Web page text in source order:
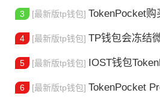
3 [最新版tp钱包] TokenPocket购买教
4 [最新版tp钱包] TP钱包会冻结
5 [最新版tp钱包] IOST钱包TokenPocket找
6 [最新版tp钱包] TokenPocket Pro是